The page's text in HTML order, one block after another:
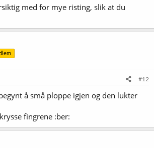
med for mye risting, slik at du
#12
å små ploppe igjen og den lukter
fingrene :ber: